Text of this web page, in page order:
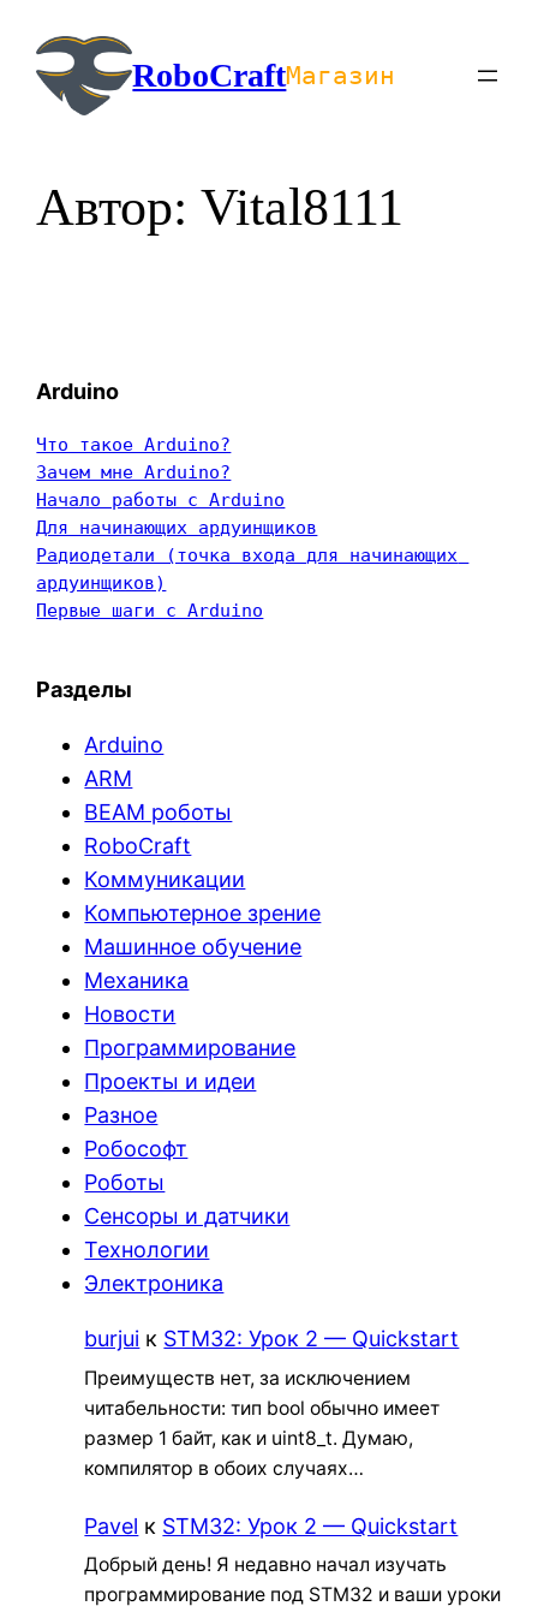
содержимомуRoboCraftМагазин
Автор:Vital8111
Arduino
Что такое Arduino?
Зачем мне Arduino?
Начало работы с Arduino
Для начинающих ардуинщиков
Радиодетали (точка входа для начинающих
ардуинщиков)
Первые шаги с Arduino
Разделы
Arduino
ARM
BEAM роботы
RoboCraft
Коммуникации
Компьютерное зрение
Машинное обучение
Механика
Новости
Программирование
Проекты и идеи
Разное
Робософт
Роботы
Сенсоры и датчики
Технологии
Электроника
burjui к STM32: Урок 2 — Quickstart
Преимуществ нет, за исключением
читабельности: тип bool обычно имеет
размер 1 байт, как и uint8_t. Думаю,
компилятор в обоих случаях…
Pavel к STM32: Урок 2 — Quickstart
Добрый день! Я недавно начал изучать
программирование под STM32 и ваши уроки